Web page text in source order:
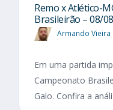
Remo x Atlético-
Brasileirão – 08/08
Armando Vieira
Em uma partida
Campeonato
Galo. Confira a